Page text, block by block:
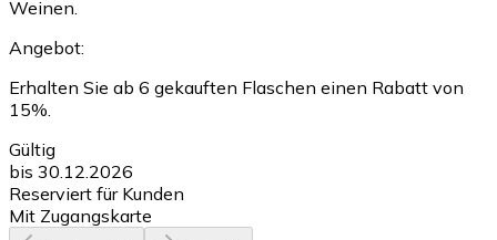
Weinen.
Angebot:
Erhalten Sie ab 6 gekauften Flaschen einen Rabatt von
15%.
Gültig
bis 30.12.2026
Reserviert für Kunden
Mit Zugangskarte